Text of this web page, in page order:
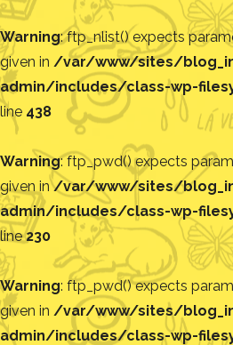
Warning: ftp_nlist() expects
given in /var/www/sites/
admin/includes/class-wp-
line 438
Warning: ftp_pwd() expects
given in/var/www/sites/
admin/includes/class-wp-
line230
Warning: ftp_pwd() expects
given in /var/www/sites/
admin/includes/class-wp-